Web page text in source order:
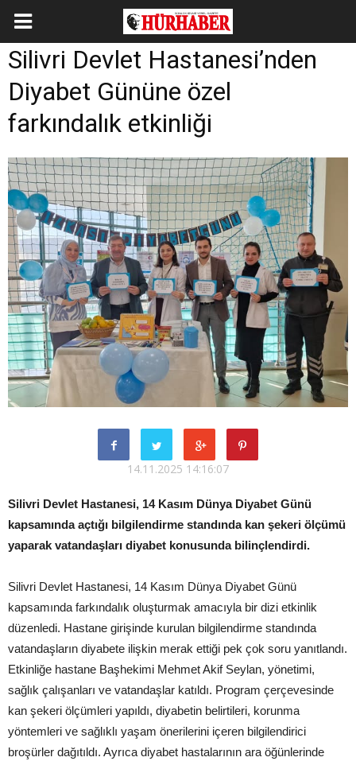
Silivri Devlet Hastanesi’nden
Diyabet Gününe özel
farkındalık etkinliği
14.11.2025 14:16:07
Silivri Devlet Hastanesi, 14 Kasım Dünya Diyabet Günü
kapsamında açtığı bilgilendirme standında kan şekeri ölçümü
yaparak vatandaşları diyabet konusunda bilinçlendirdi.
Silivri Devlet Hastanesi, 14 Kasım Dünya Diyabet Günü
kapsamında farkındalık oluşturmak amacıyla bir dizi etkinlik
düzenledi. Hastane girişinde kurulan bilgilendirme standında
vatandaşların diyabete ilişkin merak ettiği pek çok soru yanıtlandı.
Etkinliğe hastane Başhekimi Mehmet Akif Seylan, yönetimi,
sağlık çalışanları ve vatandaşlar katıldı. Program çerçevesinde
kan şekeri ölçümleri yapıldı, diyabetin belirtileri, korunma
yöntemleri ve sağlıklı yaşam önerilerini içeren bilgilendirici
broşürler dağıtıldı. Ayrıca diyabet hastalarının ara öğünlerinde